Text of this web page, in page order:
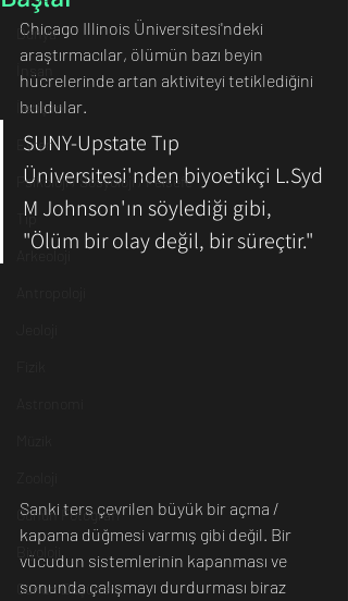
Dünya
İnsan
İletişim
Evren
Psikoloji / Sosyoloji / Felsefe
Tıp
Arkeoloji
Günün Fotoğrafı
Biyoloji
Günün Düşüneni
Chicago Illinois Üniversitesi'ndeki
araştırmacılar, ölümün bazı beyin
hücrelerinde artan aktiviteyi tetiklediğini
buldular.
SUNY-Upstate Tıp
Üniversitesi'nden biyoetikçi L.Syd
M Johnson'ın söylediği gibi,
"Ölüm bir olay değil, bir süreçtir."
Sanki ters çevrilen büyük bir açma /
kapama düğmesi varmış gibi değil. Bir
vücudun sistemlerinin kapanması ve
sonunda çalışmayı durdurması biraz